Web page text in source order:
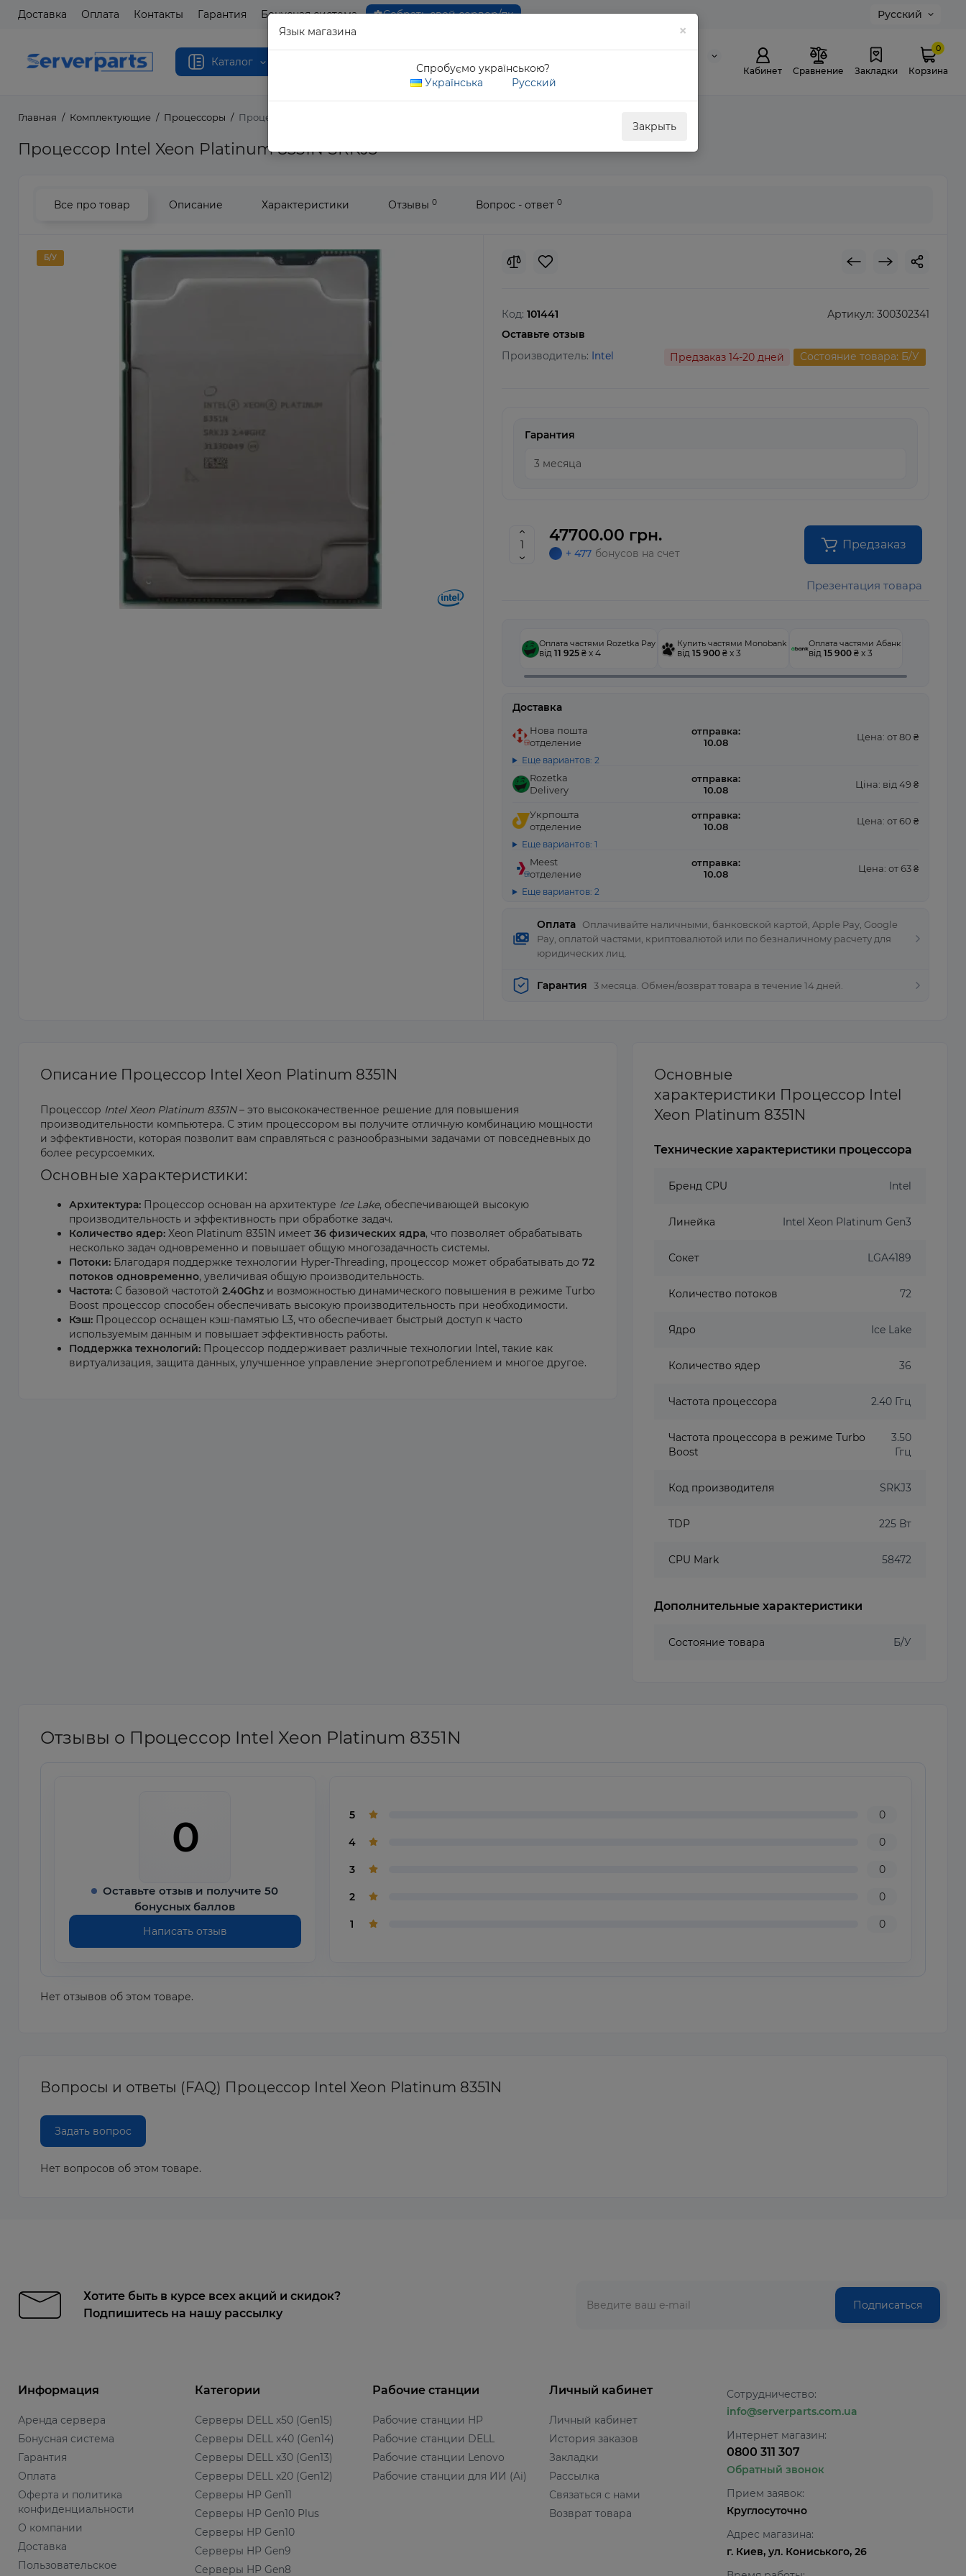
Доставка Оплата Контакты Гарантия Бонусная система Собрать свой сервер/пк Русский
Каталог
0 800 311 307
Кабинет Сравнение Закладки
0
Корзина
Главная Комплектующие Процессоры Процессор Intel Xeon Platinum 8351N
Процессор Intel Xeon Platinum 8351N SRKJ3
×
Язык магазина
Спробуємо українською?
Українська
Русский
Закрыть
Все про товар Описание Характеристики Отзывы 0 Вопрос - ответ 0
Б/У
Код: 101441
Оставьте отзыв
Артикул: 300302341
Производитель: Intel Предзаказ 14-20 дней Состояние товара: Б/У
Гарантия
47700.00 грн.
+ 477 бонусов на счет
Предзаказ
Презентация товара
Оплата
Оплачивайте наличными, банковской картой, Apple Pay, Google
Pay, оплатой частями, криптовалютой или по безналичному расчету для
юридических лиц.
Оплата частями Rozetka Pay
від 11 925 ₴ x 4
Купить частями Monobank
від 15 900 ₴ x 3
Оплата частями Абанк
від 15 900 ₴ x 3
Доставка
Нова пошта
отделение
отправка:
10.08
Цена: от 80 ₴
Еще вариантов: 2
Rozetka
Delivery
отправка:
10.08
Ціна: від 49 ₴
Укрпошта
отделение
отправка:
10.08
Цена: от 60 ₴
Еще вариантов: 1
Meest
отделение
отправка:
10.08
Цена: от 63 ₴
Еще вариантов: 2
Гарантия 3 месяца. Обмен/возврат товара в течение 14 дней.
Описание Процессор Intel Xeon Platinum 8351N
Процессор Intel Xeon Platinum 8351N– это высококачественное решение для повышения
производительности компьютера. С этим процессором вы получите отличную комбинацию мощности
и эффективности, которая позволит вам справляться с разнообразными задачами от повседневных до
более ресурсоемких.
Основные характеристики:
Архитектура: Процессор основан на архитектуре Ice Lake, обеспечивающей высокую
производительность и эффективность при обработке задач.
Количество ядер: Xeon Platinum 8351N имеет 36 физических ядра, что позволяет обрабатывать
несколько задач одновременно и повышает общую многозадачность системы.
Потоки: Благодаря поддержке технологии Hyper-Threading, процессор может обрабатывать до 72
потоков одновременно, увеличивая общую производительность.
Частота: С базовой частотой 2.40Ghz и возможностью динамического повышения в режиме Turbo
Boost процессор способен обеспечивать высокую производительность при необходимости.
Кэш: Процессор оснащен кэш-памятью L3, что обеспечивает быстрый доступ к часто
используемым данным и повышает эффективность работы.
Поддержка технологий: Процессор поддерживает различные технологии Intel, такие как
виртуализация, защита данных, улучшенное управление энергопотреблением и многое другое.
Основные
характеристики Процессор Intel
Xeon Platinum 8351N
Технические характеристики процессора
Бренд CPU Intel
Линейка Intel Xeon Platinum Gen3
Сокет LGA4189
Количество потоков 72
Ядро Ice Lake
Количество ядер 36
Частота процессора 2.40 Ггц
Частота процессора в режиме Turbo
Boost
3.50
Ггц
Код производителя SRKJ3
TDP 225 Вт
CPU Mark 58472
Дополнительные характеристики
Состояние товара Б/У
Отзывы о Процессор Intel Xeon Platinum 8351N
0
Оставьте отзыв и получите 50
бонусных баллов
Написать отзыв
5 0
4 0
3 0
2 0
1 0
Нет отзывов об этом товаре.
Вопросы и ответы (FAQ) Процессор Intel Xeon Platinum 8351N
Задать вопрос
Нет вопросов об этом товаре.
Хотите быть в курсе всех акций и скидок?
Подпишитесь на нашу рассылку
Подписаться
Информация
Аренда сервера
Бонусная система
Гарантия
Оплата
Оферта и политика
конфиденциальности
О компании
Доставка
Пользовательское
Категории
Серверы DELL x50 (Gen15)
Серверы DELL x40 (Gen14)
Серверы DELL x30 (Gen13)
Серверы DELL x20 (Gen12)
Серверы HP Gen11
Серверы HP Gen10 Plus
Серверы HP Gen10
Серверы HP Gen9
Серверы HP Gen8
Рабочие станции
Рабочие станции HP
Рабочие станции DELL
Рабочие станции Lenovo
Рабочие станции для ИИ (Ai)
Личный кабинет
Личный кабинет
История заказов
Закладки
Рассылка
Связаться с нами
Возврат товара
Сотрудничество:
info@serverparts.com.ua
Интернет магазин:
0800 311 307
Обратный звонок
Прием заявок:
Круглосуточно
Адрес магазина:
г. Киев, ул. Кониського, 26